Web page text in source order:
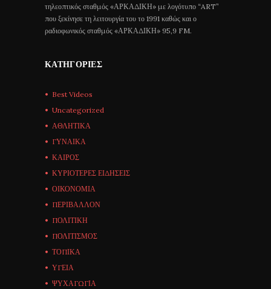
τηλεοπτικός σταθμός «ΑΡΚΑΔΙΚΗ» με λογότυπο “ART”
που ξεκίνησε τη λειτουργία του το 1991 καθώς και ο
ραδιοφωνικός σταθμός «ΑΡΚΑΔΙΚΗ» 95,9 FM.
ΚΑΤΗΓΟΡΊΕΣ
Best Videos
Uncategorized
ΑΘΛΗΤΙΚΑ
ΓΥΝΑΙΚΑ
ΚΑΙΡΟΣ
ΚΥΡΙΟΤΕΡΕΣ ΕΙΔΗΣΕΙΣ
ΟΙΚΟΝΟΜΙΑ
ΠΕΡΙΒΑΛΛΟΝ
ΠΟΛΙΤΙΚΗ
ΠΟΛΙΤΙΣΜΟΣ
ΤΟΠΙΚΑ
ΥΓΕΙΑ
ΨΥΧΑΓΩΓΙΑ